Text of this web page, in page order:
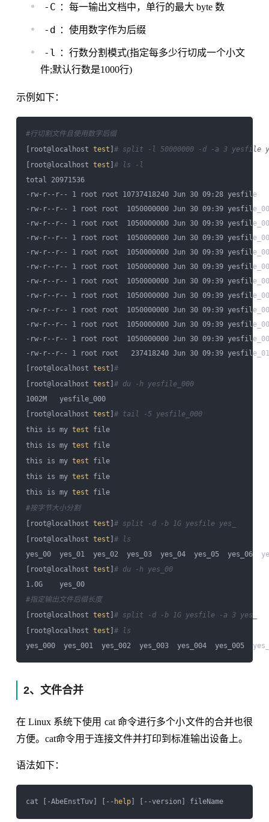
-C ：每一输出文档中，单行的最大 byte 数
-d ：使用数字作为后缀
-l
：行数分割模式(指定每多少行切成一个小文
件;默认行数是1000行)
示例如下：
#行切割文件且使用数字后缀
[root@localhost test ] # split -l 50000000 -d -a 3 yesfile
[root@localhost test ] # ls -l
total 20971536
-rw-r--r-- 1 root root 10737418240 Jun 30 09:28 yesfile
-rw-r--r-- 1 root root  1050000000 Jun 30 09:39
-rw-r--r-- 1 root root  1050000000 Jun 30 09:39
-rw-r--r-- 1 root root  1050000000 Jun 30 09:39
-rw-r--r-- 1 root root  1050000000 Jun 30 09:39
-rw-r--r-- 1 root root  1050000000 Jun 30 09:39
-rw-r--r-- 1 root root  1050000000 Jun 30 09:39
-rw-r--r-- 1 root root  1050000000 Jun 30 09:39
-rw-r--r-- 1 root root  1050000000 Jun 30 09:39
-rw-r--r-- 1 root root  1050000000 Jun 30 09:39
-rw-r--r-- 1 root root  1050000000 Jun 30 09:39
-rw-r--r-- 1 root root   237418240 Jun 30 09:39
[root@localhost test ] #
[root@localhost test ] # du -h yesfile_000
1002M   yesfile_000
[root@localhost test ] # tail -5 yesfile_000
this is my test file
this is my test file
this is my test file
this is my test file
this is my test
file
#按字节大小分割
[root@localhost test ] # split -d -b 1G yesfile yes_
[root@localhost test ] # ls
yes_00  yes_01  yes_02  yes_03  yes_04  yes_05  yes_06
[root@localhost test ] # du -h yes_00
1.0G    yes_00
#指定输出文件后缀长度
[root@localhost test ] # split -d -b 1G yesfile -a 3 yes_
[root@localhost test ] # ls
2、文件合并
在 Linux 系统下使用 cat 命令进行多个小文件的合并也很
方便。cat命令用于连接文件并打印到标准输出设备上。
语法如下：
cat [-AbeEnstTuv] [-- help ] [--version] fileName